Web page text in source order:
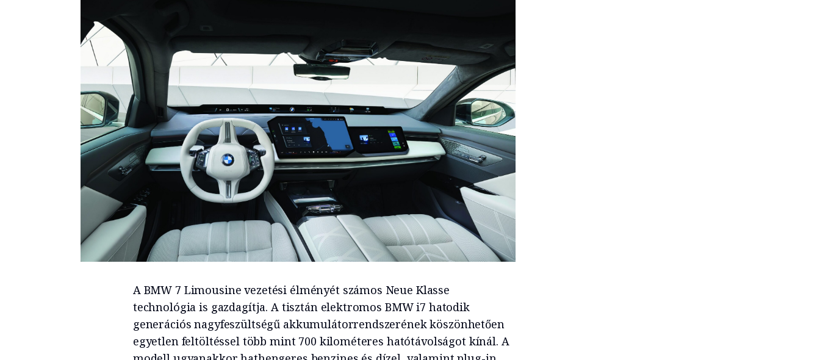
A BMW 7 Limousine vezetési élmé­nyét számos Neue Klasse
technológia is gazdagítja. A tisztán elektromos BMW i7 hatodik
generációs nagyfe­szültségű akkumulátorrendszerének köszönhetően
egyetlen feltöltéssel több mint 700 kilométeres hatótá­volságot kínál. A